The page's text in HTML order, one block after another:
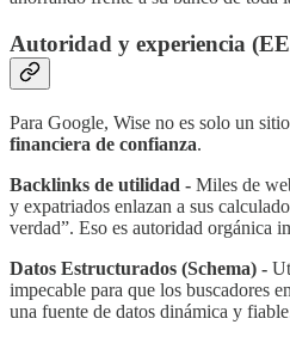
Autoridad y experiencia
Para Google, Wise no es solo un
financiera de confianza.
Backlinks de utilidad - Miles de
y expatriados enlazan a sus
verdad”. Eso es autoridad orgánica
Datos Estructurados (Schema) -
impecable para que los buscadores
una fuente de datos dinámica y